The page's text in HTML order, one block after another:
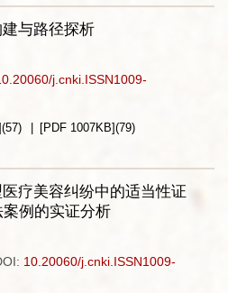
与路径探析
j.cnki.ISSN1009-
(57) [PDF 1007KB](79)
疗美容纠纷中的适当性证
例的实证分析
10.20060/j.cnki.ISSN1009-